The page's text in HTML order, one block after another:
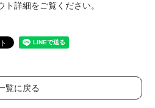
詳細をご覧ください。
覧に戻る